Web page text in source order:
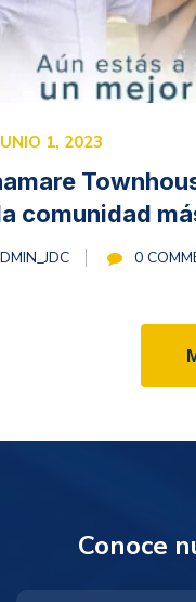
1, 2023
comunidad
0
Conoce